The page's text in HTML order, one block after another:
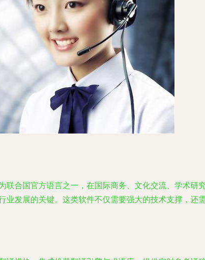
合国官方语言之一，在国际商务、文化交流、学术研
发展的关键。这类软件不仅需要强大的技术支撑，还